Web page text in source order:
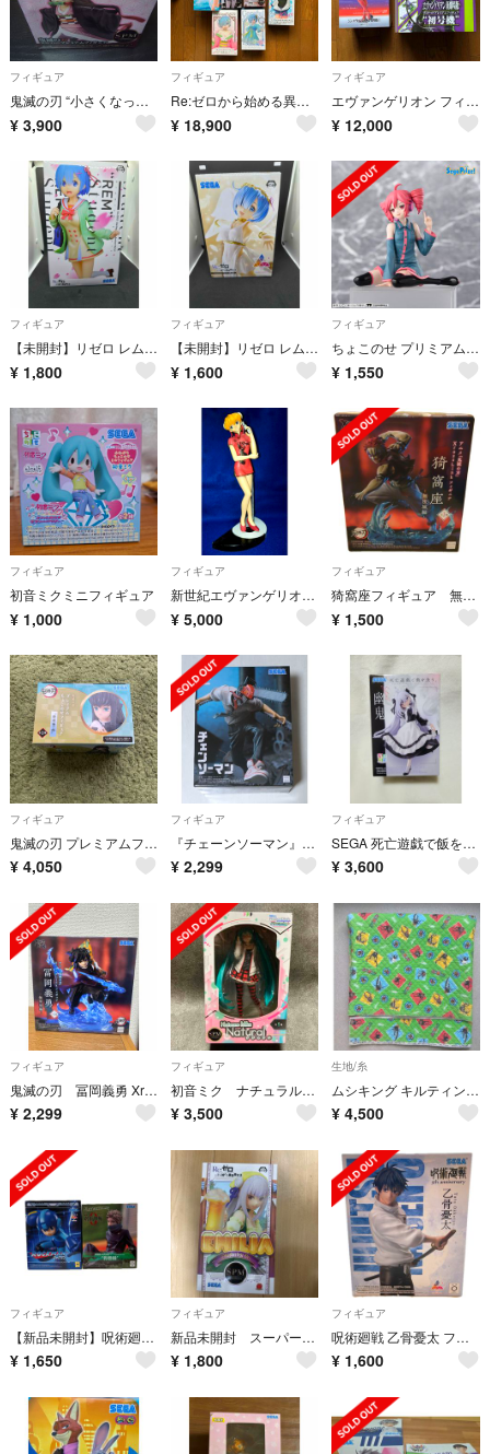
フィギュア
鬼滅の刃 “小さくなった竈門禰豆子”スーパープレミアムフィギュア
¥ 3,900
フィギュア
Re:ゼロから始める異世界生活 フィギュア まとめ売り
¥ 18,900
フィギュア
エヴァンゲリオン フィギュア 2体セット
¥ 12,000
フィギュア
【未開封】リゼロ レム Student プレミアムフィギュア
¥ 1,800
フィギュア
【未開封】リゼロ レム 熾天使 Luminasta フィギュア
¥ 1,600
フィギュア
ちょこのせ プリミアムフィギュア 重音テト 箱無し
¥ 1,550
フィギュア
初音ミクミニフィギュア
¥ 1,000
フィギュア
新世紀エヴァンゲリオンハイグレードチャイナドレスフィギュア 惣流アスカラングレー
¥ 5,000
フィギュア
猗窩座フィギュア 無限城編 鬼滅の刃 未開封
¥ 1,500
フィギュア
鬼滅の刃 プレミアムフィギュア 時透無一郎
¥ 4,050
フィギュア
『チェーンソーマン』チェンソーマン フィギュア
¥ 2,299
フィギュア
SEGA 死亡遊戯で飯を食う。 ちょこのせプレミアムフィギュア 幽鬼 フィギュア
¥ 3,600
フィギュア
鬼滅の刃 冨岡義勇 Xross Link フィギュア 無限城編
¥ 2,299
フィギュア
初音ミク ナチュラル スーパープレミアム フィギュア ナチュラル
¥ 3,500
生地/糸
ムシキング キルティング生地 205cmロングサイズ 端処理済み レア
¥ 4,500
フィギュア
【新品未開封】呪術廻戦-狗巻棘- & ロックマン フィギアセット
¥ 1,650
フィギュア
新品未開封 スーパープレミアムフイギュアエミリア Oktoberfest Ver
¥ 1,800
フィギュア
呪術廻戦 乙骨憂太 フィギュア 5th anniversary
¥ 1,600